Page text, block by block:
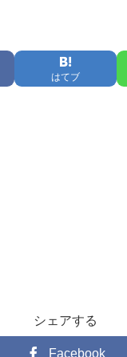
はてブ
シェアする
Facebook